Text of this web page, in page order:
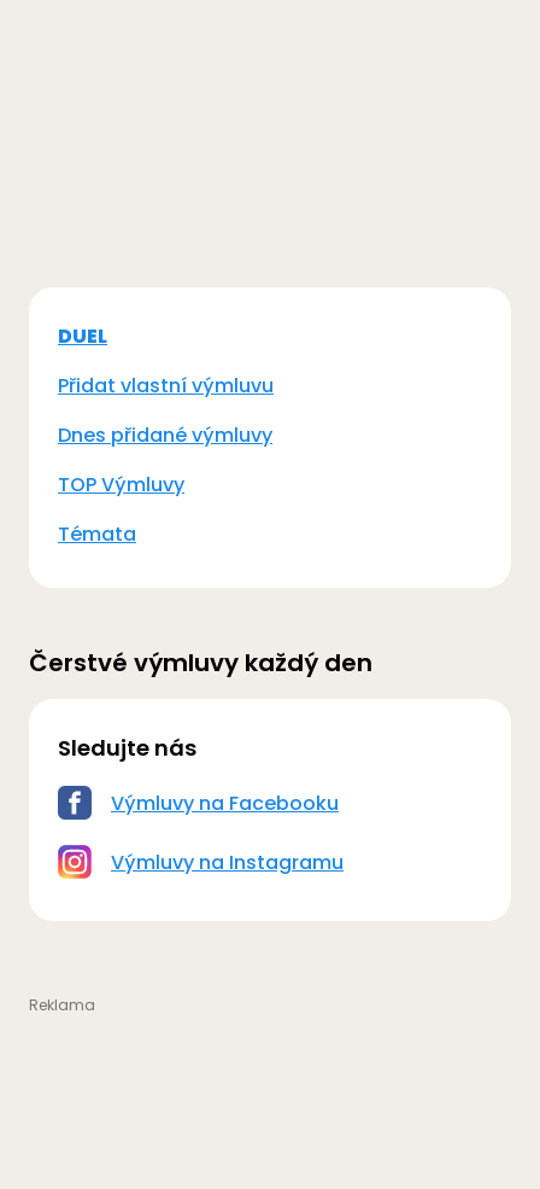
DUEL
Přidat vlastní výmluvu
Dnes přidané výmluvy
TOP Výmluvy
Témata
Čerstvé výmluvy každý den
Sledujte nás
Výmluvy na Facebooku
Výmluvy na Instagramu